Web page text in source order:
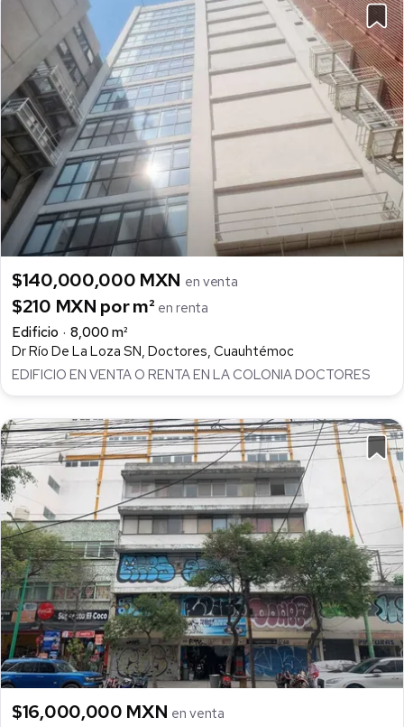
$140,000,000 MXN en venta
$210 MXN por m² en renta
Edificio
8,000 m²
Dr Río De La Loza SN, Doctores, Cuauhtémoc
EDIFICIO EN VENTA O RENTA EN LA COLONIA DOCTORES
$16,000,000 MXN en venta